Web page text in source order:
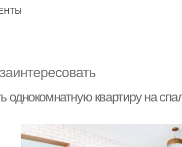
однокомнатную квартиру на